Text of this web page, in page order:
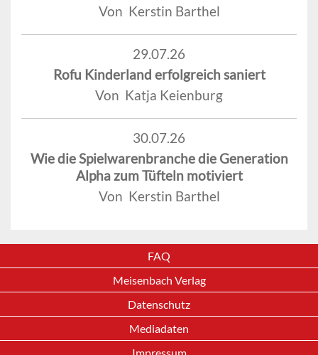
Von Kerstin Barthel
29.07.26
Rofu Kinderland erfolgreich saniert
Von Katja Keienburg
30.07.26
Wie die Spielwarenbranche die Generation
Alpha zum Tüfteln motiviert
Von Kerstin Barthel
FAQ
Meisenbach Verlag
Datenschutz
Mediadaten